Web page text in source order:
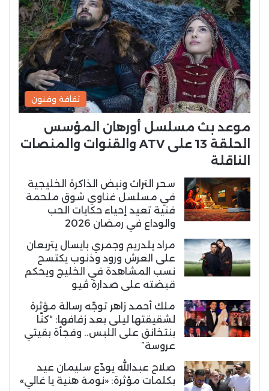
ثقافة وفنون
موعد بث مسلسل أورهان المؤسس
الحلقة 13 على ATV والقنوات والمنصات
الناقلة
سحر التراث ونبض الذاكرة الخليجية
في مسلسل غناوي شوق ملحمة
فنية تعيد إحياء حكايات الحب
والوداع في رمضان 2026
مراد يلدريم وجمري بايسال يتربعان
على العرش ورود وذنوب يكتسح
نسب المشاهدة في الخليج ويحكم
قبضته على صدارة ڤيو
ملك أحمد زاهر توجّه رسالة مؤثرة
لشقيقتها ليلى بعد زفافها: “كنّا
بنتخانق على اللبس.. وفجأة بقيتي
عروسة”
صلاح عبدالله يودّع سليمان عيد
بكلمات مؤثرة: «نومة هنية يا غالي»